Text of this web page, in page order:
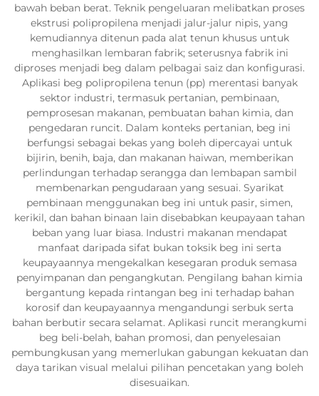
bawah beban berat. Teknik pengeluaran melibatkan proses
ekstrusi polipropilena menjadi jalur-jalur nipis, yang
kemudiannya ditenun pada alat tenun khusus untuk
menghasilkan lembaran fabrik; seterusnya fabrik ini
diproses menjadi beg dalam pelbagai saiz dan konfigurasi.
Aplikasi beg polipropilena tenun (pp) merentasi banyak
sektor industri, termasuk pertanian, pembinaan,
pemprosesan makanan, pembuatan bahan kimia, dan
pengedaran runcit. Dalam konteks pertanian, beg ini
berfungsi sebagai bekas yang boleh dipercayai untuk
bijirin, benih, baja, dan makanan haiwan, memberikan
perlindungan terhadap serangga dan lembapan sambil
membenarkan pengudaraan yang sesuai. Syarikat
pembinaan menggunakan beg ini untuk pasir, simen,
kerikil, dan bahan binaan lain disebabkan keupayaan tahan
beban yang luar biasa. Industri makanan mendapat
manfaat daripada sifat bukan toksik beg ini serta
keupayaannya mengekalkan kesegaran produk semasa
penyimpanan dan pengangkutan. Pengilang bahan kimia
bergantung kepada rintangan beg ini terhadap bahan
korosif dan keupayaannya mengandungi serbuk serta
bahan berbutir secara selamat. Aplikasi runcit merangkumi
beg beli-belah, bahan promosi, dan penyelesaian
pembungkusan yang memerlukan gabungan kekuatan dan
daya tarikan visual melalui pilihan pencetakan yang boleh
disesuaikan.